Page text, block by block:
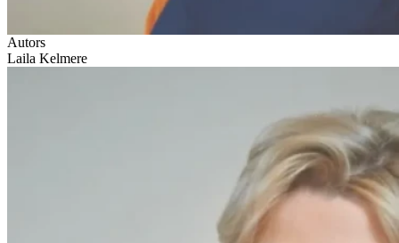
Autors
Laila Kelmere